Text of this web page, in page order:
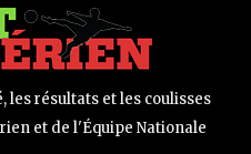
les résultats et les coulisses
et de l'Équipe Nationale